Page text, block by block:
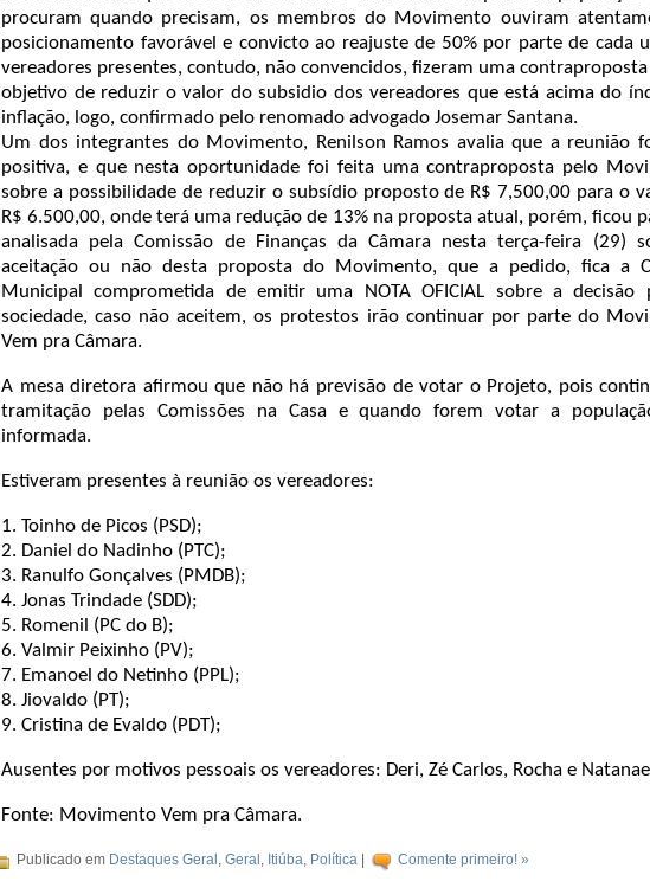
procuram quando precisam, os membros do Movimento ouviram
posicionamento favorável e convicto ao reajuste de 50% por parte de cada
vereadores presentes, contudo, não convencidos, fizeram uma
objetivo de reduzir o valor do subsidio dos vereadores que está acima do
inflação, logo, confirmado pelo renomado advogado Josemar Santana.
Um dos integrantes do Movimento, Renilson Ramos avalia que a reunião
positiva, e que nesta oportunidade foi feita uma contraproposta pelo
sobre a possibilidade de reduzir o subsídio proposto de R$ 7,500,00 para o
R$ 6.500,00, onde terá uma redução de 13% na proposta atual, porém, ficou
analisada pela Comissão de Finanças da Câmara nesta terça-feira (29)
aceitação ou não desta proposta do Movimento, que a pedido, fica a
Municipal comprometida de emitir uma NOTA OFICIAL sobre a decisão
sociedade, caso não aceitem, os protestos irão continuar por parte do
Vem pra Câmara.
A mesa diretora afirmou que não há previsão de votar o Projeto, pois
tramitação pelas Comissões na Casa e quando forem votar a
informada.
Estiveram presentes à reunião os vereadores:
1. Toinho de Picos (PSD);
2. Daniel do Nadinho (PTC);
3. Ranulfo Gonçalves (PMDB);
4. Jonas Trindade (SDD);
5. Romenil (PC do B);
6. Valmir Peixinho (PV);
7. Emanoel do Netinho (PPL);
8. Jiovaldo (PT);
9. Cristina de Evaldo (PDT);
Ausentes por motivos pessoais os vereadores: Deri, Zé Carlos, Rocha e
Fonte: Movimento Vem pra Câmara.
Publicado em Destaques Geral , Geral , Itiúba, Política Comente primeiro! »